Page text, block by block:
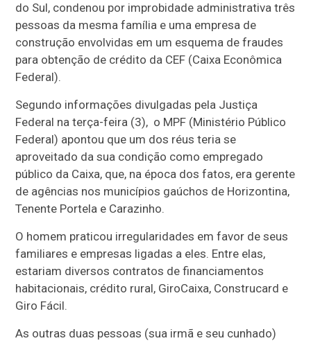
do Sul, condenou por improbidade administrativa três
pessoas da mesma família e uma empresa de
construção envolvidas em um esquema de fraudes
para obtenção de crédito da CEF (Caixa Econômica
Federal).
Segundo informações divulgadas pela Justiça
Federal na terça-feira (3), o MPF (Ministério Público
Federal) apontou que um dos réus teria se
aproveitado da sua condição como empregado
público da Caixa, que, na época dos fatos, era gerente
de agências nos municípios gaúchos de Horizontina,
Tenente Portela e Carazinho.
O homem praticou irregularidades em favor de seus
familiares e empresas ligadas a eles. Entre elas,
estariam diversos contratos de financiamentos
habitacionais, crédito rural, GiroCaixa, Construcard e
Giro Fácil.
As outras duas pessoas (sua irmã e seu cunhado)